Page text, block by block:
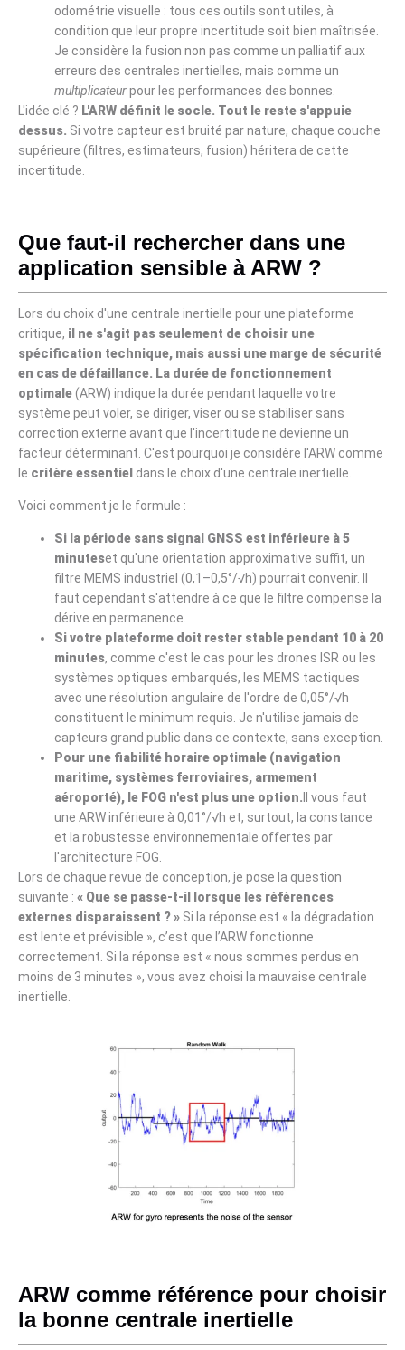
odométrie visuelle : tous ces outils sont utiles, à
condition que leur propre incertitude soit bien maîtrisée.
Je considère la fusion non pas comme un palliatif aux
erreurs des centrales inertielles, mais comme un
multiplicateurpour les performances des bonnes.
L'idée clé ? L'ARW définit le socle. Tout le reste s'appuie
dessus. Si votre capteur est bruité par nature, chaque couche
supérieure (filtres, estimateurs, fusion) héritera de cette
incertitude.
Que faut-il rechercher dans une
application sensible à ARW ?
Lors du choix d'une centrale inertielle pour une plateforme
critique, il ne s'agit pas seulement de choisir une
spécification technique, mais aussi une marge de sécurité
en cas de défaillance. La durée de fonctionnement
optimale(ARW) indique la durée pendant laquelle votre
système peut voler, se diriger, viser ou se stabiliser sans
correction externe avant que l'incertitude ne devienne un
facteur déterminant. C'est pourquoi je considère l'ARW comme
le critère essentiel dans le choix d'une centrale inertielle.
Voici comment je le formule :
Si la période sans signal GNSS est inférieure à 5
minuteset qu'une orientation approximative suffit, un
filtre MEMS industriel (0,1–0,5°/√h) pourrait convenir. Il
faut cependant s'attendre à ce que le filtre compense la
dérive en permanence.
Si votre plateforme doit rester stable pendant 10 à 20
minutes, comme c'est le cas pour les drones ISR ou les
systèmes optiques embarqués, les MEMS tactiques
avec une résolution angulaire de l'ordre de 0,05°/√h
constituent le minimum requis. Je n'utilise jamais de
capteurs grand public dans ce contexte, sans exception.
Pour une fiabilité horaire optimale (navigation
maritime, systèmes ferroviaires, armement
aéroporté), le FOG n'est plus une option. Il vous faut
une ARW inférieure à 0,01°/√h et, surtout, la constance
et la robustesse environnementale offertes par
l'architecture FOG.
Lors de chaque revue de conception, je pose la question
suivante : « Que se passe-t-il lorsque les références
externes disparaissent ? » Si la réponse est « la dégradation
est lente et prévisible », c’est que l’ARW fonctionne
correctement. Si la réponse est « nous sommes perdus en
moins de 3 minutes », vous avez choisi la mauvaise centrale
inertielle.
ARW comme référence pour choisir
la bonne centrale inertielle